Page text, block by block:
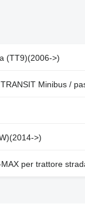
(TT9)(2006->)
Minibus /
>)
per trattore